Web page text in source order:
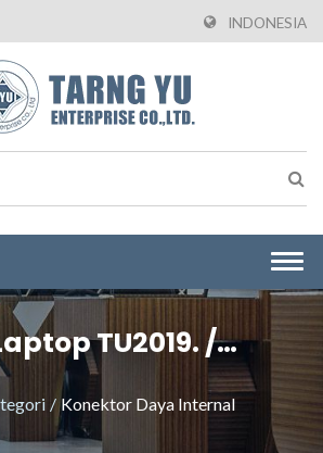
INDONESIA
TU2019. /
Co., Ltd.
Profesional
/ Konektor Daya Internal